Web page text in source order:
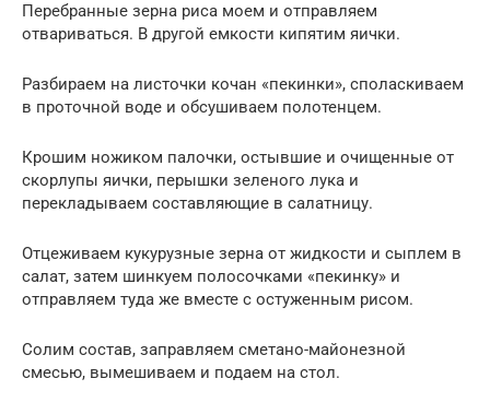
Перебранные зерна риса моем и отправляем
отвариваться. В другой емкости кипятим яички.
Разбираем на листочки кочан «пекинки», споласкиваем
в проточной воде и обсушиваем полотенцем.
Крошим ножиком палочки, остывшие и очищенные от
скорлупы яички, перышки зеленого лука и
перекладываем составляющие в салатницу.
Отцеживаем кукурузные зерна от жидкости и сыплем в
салат, затем шинкуем полосочками «пекинку» и
отправляем туда же вместе с остуженным рисом.
Солим состав, заправляем сметано-майонезной
смесью, вымешиваем и подаем на стол.